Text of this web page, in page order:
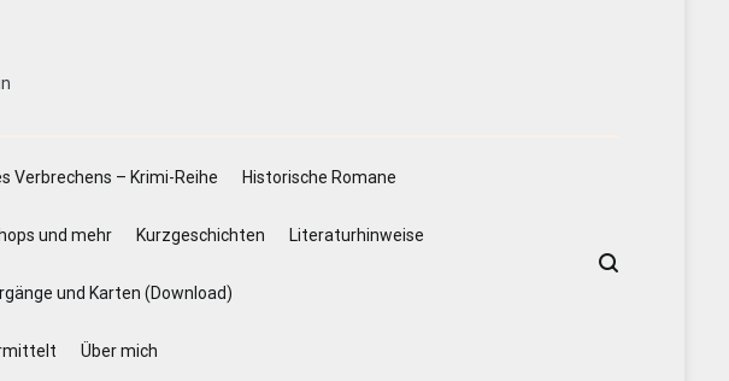
Verbrechens – Krimi-Reihe Historische Romane
und mehr Kurzgeschichten Literaturhinweise
und Karten (Download)
Über mich